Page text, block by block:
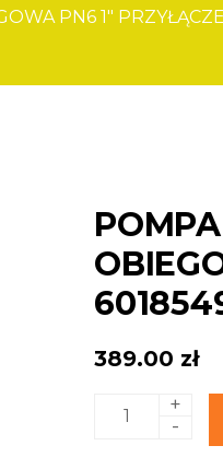
PN6 1″ PRZYŁĄCZE
389.00 zł
ilość
+
-
Alternative: